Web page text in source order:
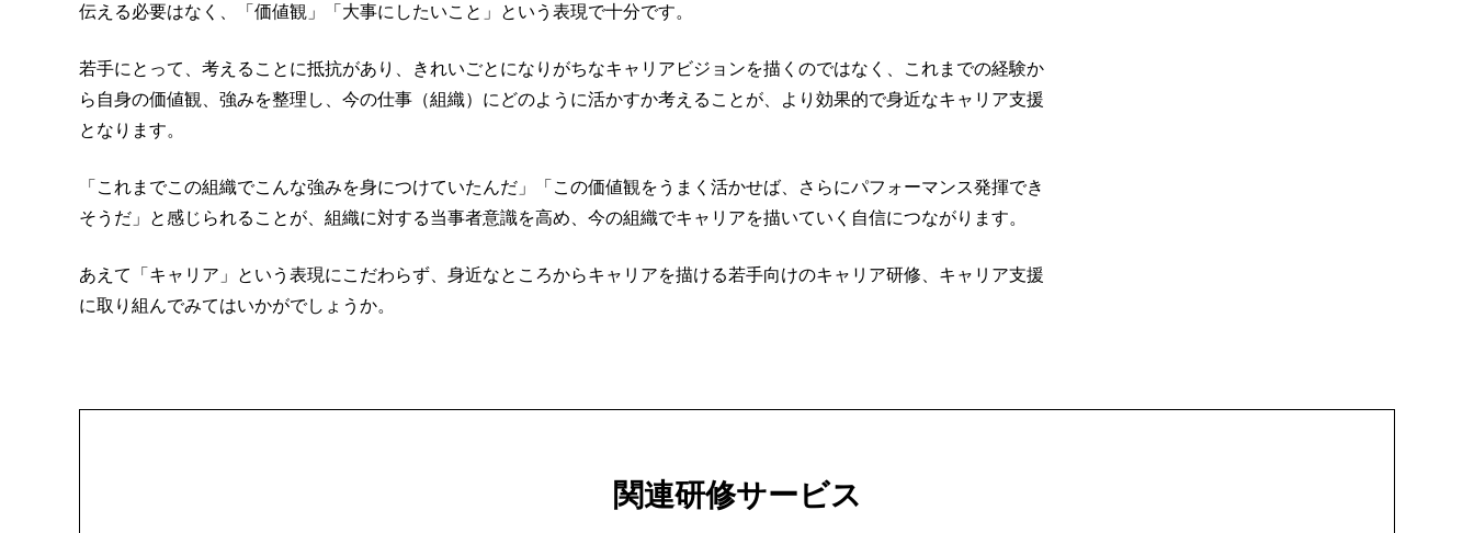
伝える必要はなく、「価値観」「大事にしたいこと」という表現で十分です。
若手にとって、考えることに抵抗があり、きれいごとになりがちなキャリアビジョンを描くのではなく、これまでの経験か
ら自身の価値観、強みを整理し、今の仕事（組織）にどのように活かすか考えることが、より効果的で身近なキャリア支援
となります。
「これまでこの組織でこんな強みを身につけていたんだ」「この価値観をうまく活かせば、さらにパフォーマンス発揮でき
そうだ」と感じられることが、組織に対する当事者意識を高め、今の組織でキャリアを描いていく自信につながります。
あえて「キャリア」という表現にこだわらず、身近なところからキャリアを描ける若手向けのキャリア研修、キャリア支援
に取り組んでみてはいかがでしょうか。
関連研修サービス